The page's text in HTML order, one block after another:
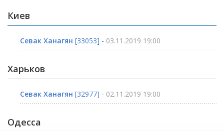
Киев
Севак Ханагян [33053] - 03.11.2019 19:00
Харьков
Севак Ханагян [32977] - 02.11.2019 19:00
Одесса